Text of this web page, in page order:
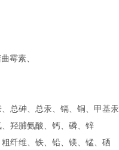
霉素、
总砷、总汞、镉、铜、甲基汞
羟脯氨酸、钙、磷、锌
纤维、铁、铅、镁、锰、硒